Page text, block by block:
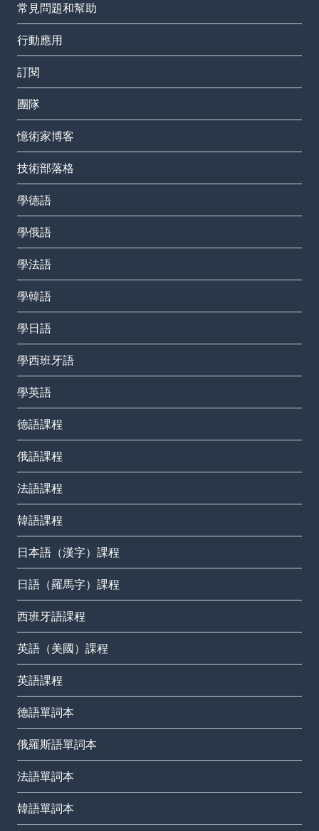
常見問題和幫助
行動應用
訂閱
團隊
憶術家博客
技術部落格
學德語
學俄語
學法語
學韓語
學日語
學西班牙語
學英語
德語課程
俄語課程
法語課程
韓語課程
日本語（漢字）課程
日語（羅馬字）課程
西班牙語課程
英語（美國）課程
英語課程
德語單詞本
俄羅斯語單詞本
法語單詞本
韓語單詞本